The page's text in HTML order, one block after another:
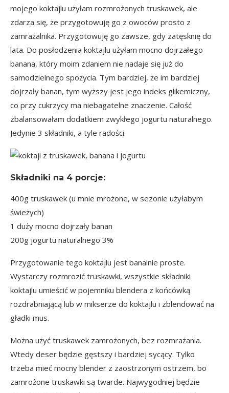
mojego koktajlu użyłam rozmrożonych truskawek, ale
zdarza się, że przygotowuję go z owoców prosto z
zamrażalnika. Przygotowuję go zawsze, gdy zatęsknię do
lata. Do posłodzenia koktajlu użyłam mocno dojrzałego
banana, który moim zdaniem nie nadaje się już do
samodzielnego spożycia. Tym bardziej, że im bardziej
dojrzały banan, tym wyższy jest jego indeks glikemiczny,
co przy cukrzycy ma niebagatelne znaczenie. Całość
zbalansowałam dodatkiem zwykłego jogurtu naturalnego.
Jedynie 3 składniki, a tyle radości.
Składniki na 4 porcje:
400g truskawek (u mnie mrożone, w sezonie użyłabym
świeżych)
1 duży mocno dojrzały banan
200g jogurtu naturalnego 3%
Przygotowanie tego koktajlu jest banalnie proste.
Wystarczy rozmrozić truskawki, wszystkie składniki
koktajlu umieścić w pojemniku blendera z końcówką
rozdrabniającą lub w mikserze do koktajlu i zblendować na
gładki mus.
Można użyć truskawek zamrożonych, bez rozmrażania.
Wtedy deser będzie gęstszy i bardziej sycący. Tylko
trzeba mieć mocny blender z zaostrzonym ostrzem, bo
zamrożone truskawki są twarde. Najwygodniej będzie